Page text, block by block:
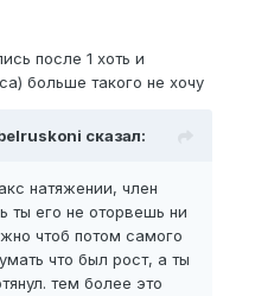
после 1 хоть и
больше такого не хочу
сказал:
натяжении, член
его не оторвешь ни
чтоб потом самого
что был рост, а ты
тем более это